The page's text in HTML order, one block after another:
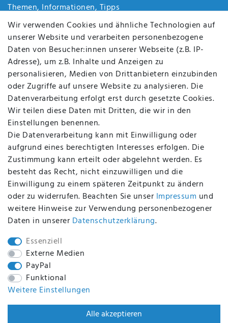
Themen, Informationen, Tipps
Jobs
Über uns
Kontakt
Datenschutz
AGB
FAQ
Batterieentsorgung
Altölverordnung
Impressum
BEQUEM UND SICHER BEZAHLEN MIT
BEI UNS SIND SIE SICHER!
WIR VERSENDEN MIT
WIR SIND ZERTIFIZIERT DURCH
Wir verwenden Cookies und ähnliche Technologien auf
unserer Website und verarbeiten personenbezogene
Daten von Besucher:innen unserer Webseite (z.B. IP-
Adresse), um z.B. Inhalte und Anzeigen zu
personalisieren, Medien von Drittanbietern einzubinden
oder Zugriffe auf unsere Website zu analysieren. Die
Datenverarbeitung erfolgt erst durch gesetzte Cookies.
Wir teilen diese Daten mit Dritten, die wir in den
Einstellungen benennen.
Die Datenverarbeitung kann mit Einwilligung oder
aufgrund eines berechtigten Interesses erfolgen. Die
Zustimmung kann erteilt oder abgelehnt werden. Es
besteht das Recht, nicht einzuwilligen und die
Einwilligung zu einem späteren Zeitpunkt zu ändern
oder zu widerrufen. Beachten Sie unser Impressum und
weitere Hinweise zur Verwendung personenbezogener
Daten in unserer Daten­schutz­erklärung.
Essenziell
Externe Medien
PayPal
Funktional
Weitere Einstellungen
Alle akzeptieren